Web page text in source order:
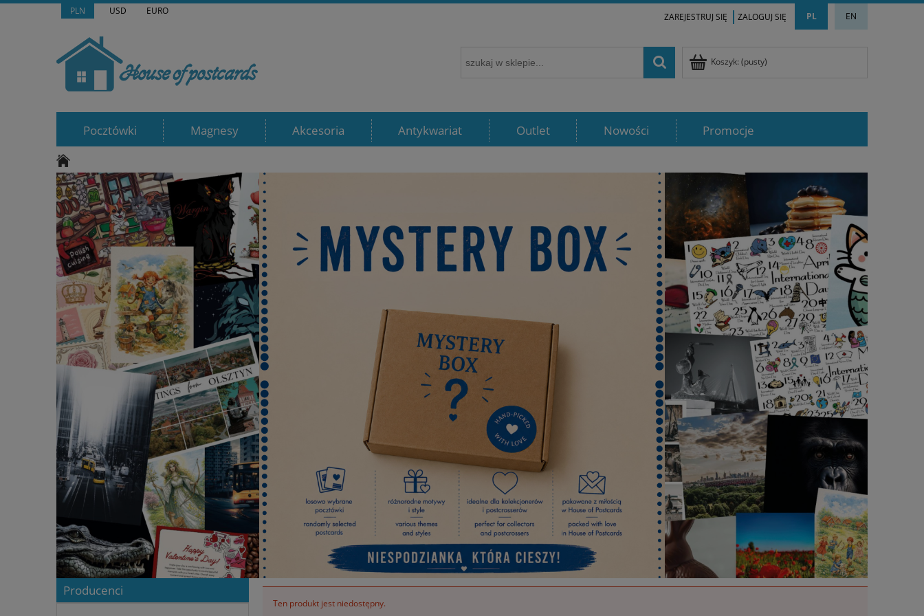
PLN USD EURO PL EN
ZAREJESTRUJ SIĘ ZALOGUJ SIĘ
Koszyk: (pusty)
Pocztówki Magnesy Akcesoria Antykwariat Outlet Nowości Promocje
Producenci
Ten produkt jest niedostępny.